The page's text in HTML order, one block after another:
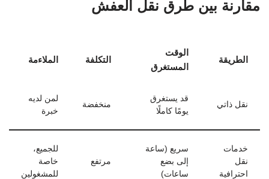
مقارنة بين طرق نقل العفش
الطريقة
الوقت
المستغرق
التكلفة الملاءمة
نقل ذاتي
قد يستغرق
يومًا كاملًا
منخفضة
لمن لديه
خبرة
خدمات
نقل
احترافية
سريع (ساعة
إلى بضع
ساعات)
مرتفع
للجميع،
خاصة
للمشغولين